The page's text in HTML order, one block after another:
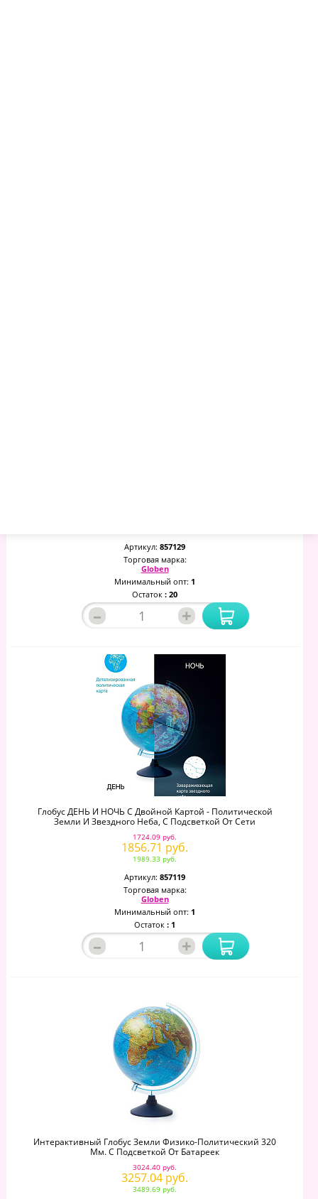
Артикул: 857129
Торговая марка:
Globen
Минимальный опт: 1
Остаток : 20
– +
Глобус ДЕНЬ И НОЧЬ С Двойной Картой - Политической
Земли И Звездного Неба, С Подсветкой От Сети
1724.09 руб.
1856.71 руб.
1989.33 руб.
Артикул: 857119
Торговая марка:
Globen
Минимальный опт: 1
Остаток : 1
– +
Интерактивный Глобус Земли Физико-Политический 320
Мм. С Подсветкой От Батареек
3024.40 руб.
3257.04 руб.
3489.69 руб.